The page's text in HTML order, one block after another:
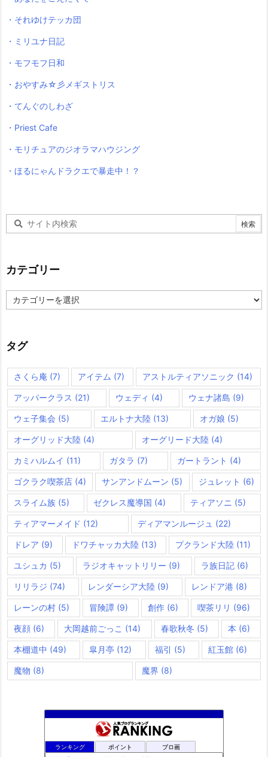
・それゆけテッカ団
・ミリユナ日記
・モフモフ日和
・おやすみ☆彡メギストリス
・てんぐのしわざ
・Priest Cafe
・モリチュアのジオラマハウジング
・ほるにゃんドラクエで暴走中！？
カテゴリー
テ
ー
タグ
さくら庵 (7) アイテム (7) アストルティアソニック (14)
アッパークラス (21) ウェディ (4) ウェナ諸島 (9)
ウェ子集会 (5) エルトナ大陸 (13) オガ娘 (5)
オーグリッド大陸 (4) オーグリード大陸 (4)
カミハルムイ (11) ガタラ (7) ガートラント (4)
ゴクラク喫茶店 (4) サンアンドムーン (5) ジュレット (6)
スライム族 (5) ゼクレス魔導国 (4) ティアソニ (5)
ティアマーメイド (12) ディアマンルージュ (22)
ドレア (9) ドワチャッカ大陸(13) プクランド大陸 (11)
ユシュカ (5) ラジオキャットリリー (9) ラ族日記 (6)
リリラジ (74) レンダーシア大陸 (9) レンドア港 (8)
レーンの村 (5) 冒険譚(9) 創作(6) 喫茶リリ (96)
夜顔 (6) 大岡越前ごっこ (14) 春歌秋冬 (5) 本 (6)
本棚道中 (49) 皐月亭 (12) 福引 (5) 紅玉館(6)
魔物 (8) 魔界 (8)
ランキング ポイント ブロ画
rosappiのブログ
887位 小さな村